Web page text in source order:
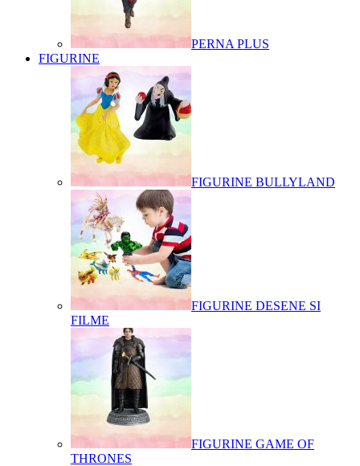
PERNA PLUS
FIGURINE
FIGURINE BULLYLAND
FIGURINE DESENE SI
FILME
FIGURINE GAME OF
THRONES